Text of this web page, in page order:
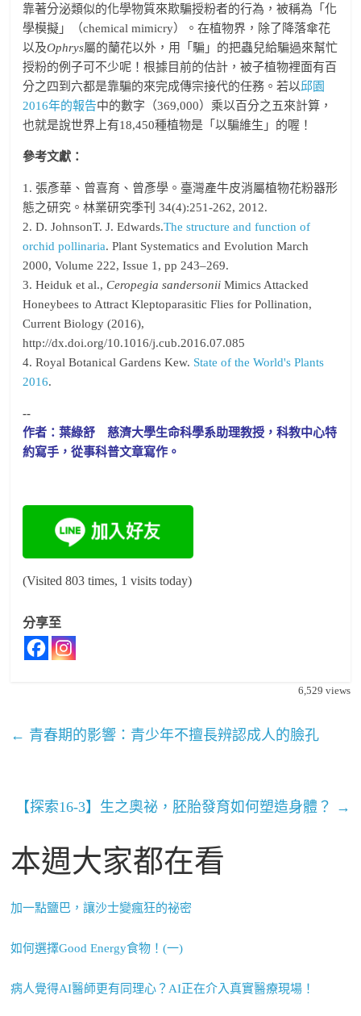
靠著分泌類似的化學物質來欺騙授粉者的行為，被稱為「化
學模擬」（chemical mimicry）。在植物界，除了降落傘花
以及Ophrys屬的蘭花以外，用「騙」的把蟲兒給騙過來幫忙
授粉的例子可不少呢！根據目前的估計，被子植物裡面有百
分之四到六都是靠騙的來完成傳宗接代的任務。若以邱園
2016年的報告中的數字（369,000）乘以百分之五來計算，
也就是說世界上有18,450種植物是「以騙維生」的喔！
參考文獻：
1. 張彥華、曾喜育、曾彥學。臺灣產牛皮消屬植物花粉器形
態之研究。林業研究季刊 34(4):251-262, 2012.
2. D. JohnsonT. J. Edwards.The structure and function of
orchid pollinaria. Plant Systematics and Evolution March
2000, Volume 222, Issue 1, pp 243–269.
3. Heiduk et al.,Ceropegia sandersoniiMimics Attacked
Honeybees to Attract Kleptoparasitic Flies for Pollination,
Current Biology (2016),
http://dx.doi.org/10.1016/j.cub.2016.07.085
4. Royal Botanical Gardens Kew. State of the World's Plants
2016.
--
作者：葉綠舒 慈濟大學生命科學系助理教授，科教中心特
約寫手，從事科普文章寫作。
(Visited 803 times, 1 visits today)
分享至
6,529 views
← 青春期的影響：青少年不擅長辨認成人的臉孔
【探索16-3】生之奧祕，胚胎發育如何塑造身體？ →
本週大家都在看
加一點鹽巴，讓沙士變瘋狂的祕密
如何選擇Good Energy食物！(一)
病人覺得AI醫師更有同理心？AI正在介入真實醫療現場！